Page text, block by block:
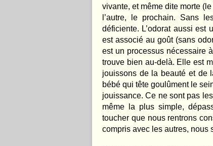
vivante, et même dite morte
l’autre, le prochain. Sans
déficiente. L’odorat aussi est
est associé au goût (sans
est un processus nécessaire
trouve bien au-delà. Elle est
jouissons de la beauté et de
bébé qui tête goulûment le
jouissance. Ce ne sont pas
même la plus simple,
toucher que nous rentrons
compris avec les autres, nous